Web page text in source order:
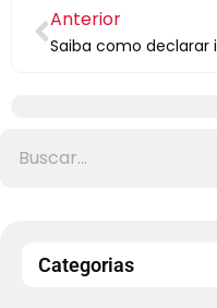
Anterior
Categorias